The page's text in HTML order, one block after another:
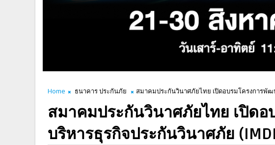
Home ธนาคาร ประกันภัย สมาคมประกันวินาศภัยไทย เปิดอบรมโครงการพั
สมาคมประกันวินาศภัยไทย เปิด
บริหารธุรกิจประกันวินาศภัย